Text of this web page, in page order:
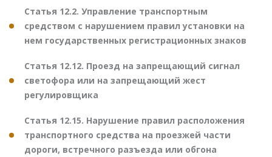
Статья 12.2. Управление транспортным
средством с нарушением правил установки на
нем государственных регистрационных знаков
Статья 12.12. Проезд на запрещающий сигнал
светофора или на запрещающий жест
регулировщика
Статья 12.15. Нарушение правил расположения
транспортного средства на проезжей части
дороги, встречного разъезда или обгона